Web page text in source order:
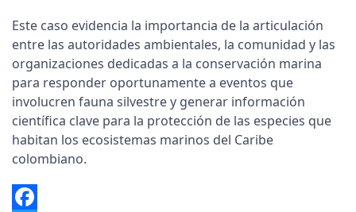
Este caso evidencia la importancia de la articulación
entre las autoridades ambientales, la comunidad y las
organizaciones dedicadas a la conservación marina
para responder oportunamente a eventos que
involucren fauna silvestre y generar información
científica clave para la protección de las especies que
habitan los ecosistemas marinos del Caribe
colombiano.